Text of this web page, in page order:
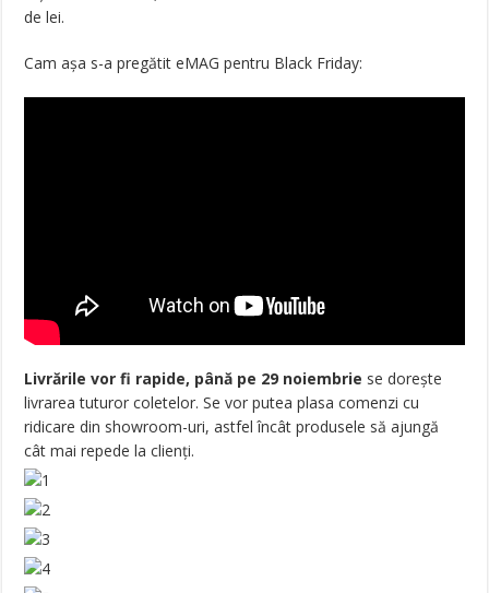
de lei.
Cam așa s-a pregătit eMAG pentru Black Friday:
Livrările vor fi rapide, până pe 29 noiembrie se dorește
livrarea tuturor coletelor. Se vor putea plasa comenzi cu
ridicare din showroom-uri, astfel încât produsele să ajungă
cât mai repede la clienți.